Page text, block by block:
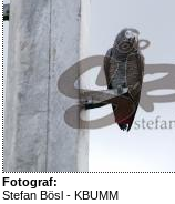
Fotograf:
Stefan Bösl - KBUMM